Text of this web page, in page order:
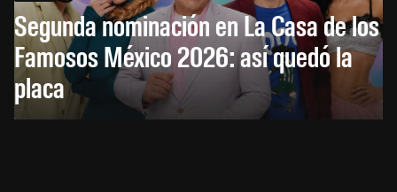
Segunda nominación en La Casa de los
Famosos México 2026: así quedó la
placa